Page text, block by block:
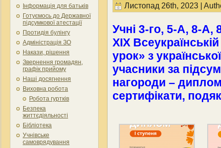
Інформація для батьків
Готуємось до Державної
підсумкової атестації
Протидія булінгу
Адміністрація ЗО
Накази, рішення
Звернення громадян,
графік прийому
Наші досягнення
Виховна робота
Робота гуртків
Безпека
життєдіяльності
Бібліотека
Учнівське
самоврядування
Листопад 26th, 2023 |
Учні 3-го, 5-А, 8-А,
XIX
урок» з
учасники за
нагороди – дипломи
сертифікати,